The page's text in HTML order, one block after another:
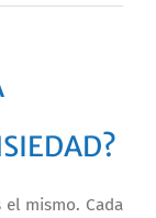
mismo. Cada